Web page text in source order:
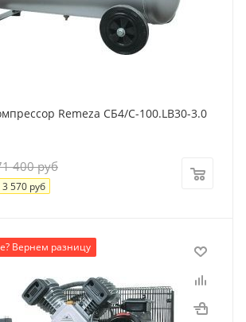
Remeza СБ4/С-100.LB30-3.0
400руб
3 570 руб
Вернем разницу